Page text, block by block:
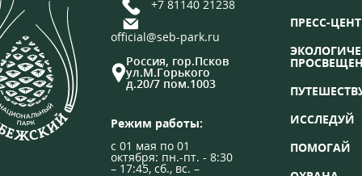
+7 81140 21238
official@seb-park.ru
Россия, гор.Псков
ул.М.Горького
д.20/7 пом.1003
Режим работы:
с 01 мая по 01
октября: пн.-пт. - 8:30
– 17:45, сб., вс. –
ПРЕСС-
ИССЛЕДУЙ
ПОМОГАЙ